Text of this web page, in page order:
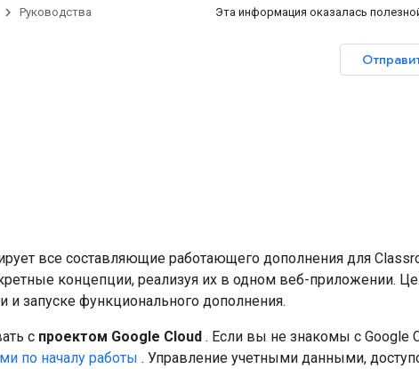
Руководства Эта информация оказалась
все составляющие работающего дополнения для
концепции, реализуя их в одном веб-приложении.
и запуске функционального дополнения.
с проектом Google Cloud . Если вы не знакомы с Google
по началу работы . Управление учетными данными,